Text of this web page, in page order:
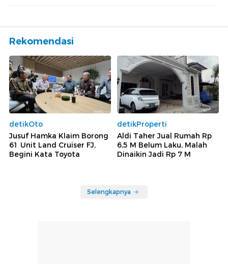
Rekomendasi
detikOto
Jusuf Hamka Klaim Borong
61 Unit Land Cruiser FJ,
Begini Kata Toyota
detikProperti
Aldi Taher Jual Rumah Rp
6,5 M Belum Laku, Malah
Dinaikin Jadi Rp 7 M
Selengkapnya